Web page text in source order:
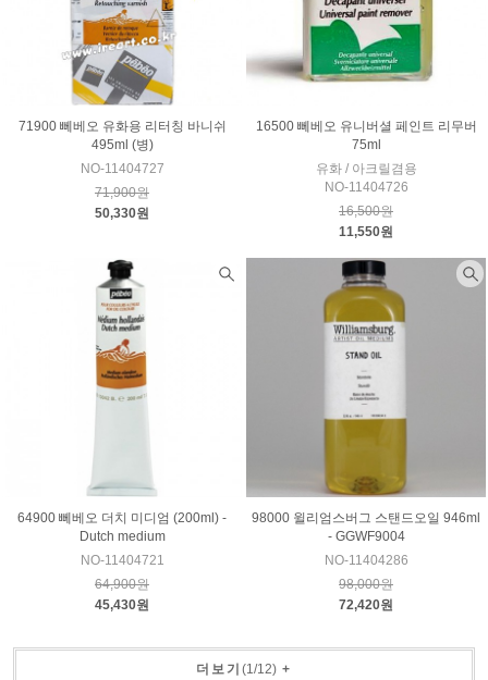
71900 뻬베오 유화용 리터칭 바니쉬
495ml (병)
NO-11404727
71,900원
50,330원
16500 뻬베오 유니버셜 페인트 리무버
75ml
유화 / 아크릴겸용
NO-11404726
16,500원
11,550원
64900 뻬베오 더치 미디엄 (200ml) -
Dutch medium
NO-11404721
64,900원
45,430원
98000 윌리엄스버그 스탠드오일 946ml
- GGWF9004
NO-11404286
98,000원
72,420원
더보기 (1/12) +